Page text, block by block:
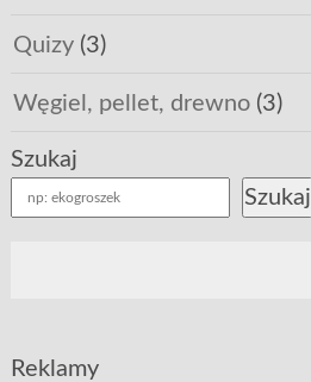
Quizy(3)
Węgiel, pellet, drewno(3)
Szukaj
Szukaj
Reklamy